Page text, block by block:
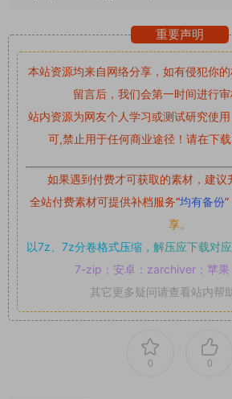
重要声明
本站资源均来自网络分享，如有侵犯你
留言后，我们会第一时间进行审
站内资源为网友个人学习或测试研究使
可,禁止用于任何商业途径！请在下
如果遇到付费才可获取的素材，建议
全站付费素材可提供补档服务“均有备份”
享。
以7z、7z分卷格式压缩， 解压应下载对
7-zip；安卓：zarchiver；苹果
其它更多疑问请查看站内帮
0 0